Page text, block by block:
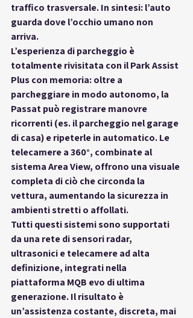
traffico trasversale. In sintesi: l’auto
guarda dove l’occhio umano non
arriva.
L’esperienza di parcheggio è
totalmente rivisitata con il Park Assist
Plus con memoria: oltre a
parcheggiare in modo autonomo, la
Passat può registrare manovre
ricorrenti (es. il parcheggio nel garage
di casa) e ripeterle in automatico. Le
telecamere a 360°, combinate al
sistema Area View, offrono una visuale
completa di ciò che circonda la
vettura, aumentando la sicurezza in
ambienti stretti o affollati.
Tutti questi sistemi sono supportati
da una rete di sensori radar,
ultrasonici e telecamere ad alta
definizione, integrati nella
piattaforma MQB evo di ultima
generazione. Il risultato è
un’assistenza costante, discreta, mai